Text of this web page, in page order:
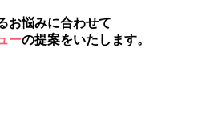
お悩みに合わせて
ーの提案をいたします。